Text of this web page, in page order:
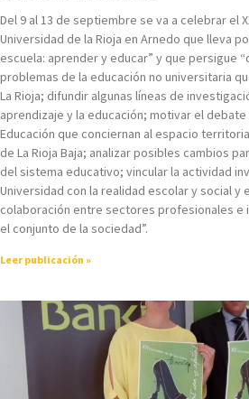
Del 9 al 13 de septiembre se va a celebrar el
Universidad de la Rioja en Arnedo que lleva
escuela: aprender y educar” y que persigue
problemas de la educación no universitaria
La Rioja; difundir algunas líneas de
aprendizaje y la educación; motivar el
Educación que conciernan al espacio
de La Rioja Baja; analizar posibles cambios
del sistema educativo; vincular la actividad
Universidad con la realidad escolar y social y
colaboración entre sectores profesionales e
el conjunto de la sociedad”.
Leer publicación »